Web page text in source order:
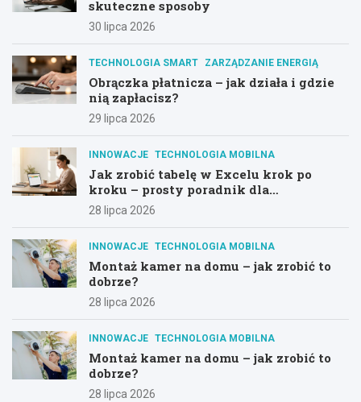
skuteczne sposoby
30 lipca 2026
TECHNOLOGIA SMART ZARZĄDZANIE ENERGIĄ
Obrączka płatnicza – jak działa i gdzie
nią zapłacisz?
29 lipca 2026
INNOWACJE TECHNOLOGIA MOBILNA
Jak zrobić tabelę w Excelu krok po
kroku – prosty poradnik dla
początkujących
28 lipca 2026
INNOWACJE TECHNOLOGIA MOBILNA
Montaż kamer na domu – jak zrobić to
dobrze?
28 lipca 2026
INNOWACJE TECHNOLOGIA MOBILNA
Montaż kamer na domu – jak zrobić to
dobrze?
28 lipca 2026